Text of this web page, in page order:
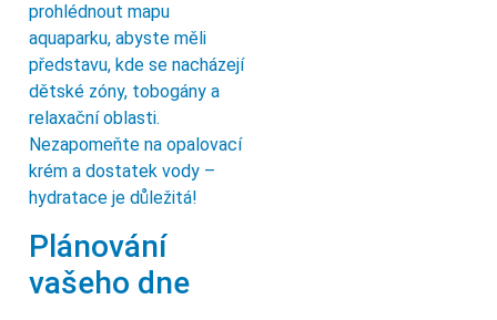
prohlédnout mapu
aquaparku, abyste měli
představu, kde se nacházejí
dětské zóny, tobogány a
relaxační oblasti.
Nezapomeňte na opalovací
krém a dostatek vody –
hydratace je důležitá!
Plánování
vašeho dne